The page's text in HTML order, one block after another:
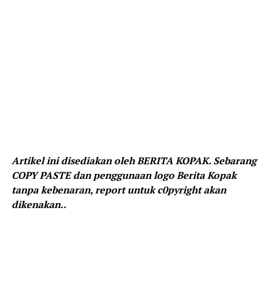
Artikel ini disediakan oleh BERITA KOPAK. Sebarang
COPY PASTE dan penggunaan logo Berita Kopak
tanpa kebenaran, report untuk c0pyright akan
dikenakan..